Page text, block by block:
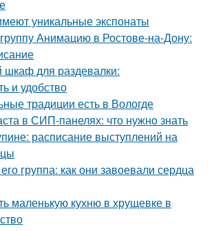
уникальные экспонаты
Анимацию в Ростове-на-Дону:
шкаф для раздевалки:
и удобство
традиции есть в Вологде
в СИП-панелях: что нужно знать
расписание выступлений на
группа: как они завоевали сердца
маленькую кухню в хрущевке в